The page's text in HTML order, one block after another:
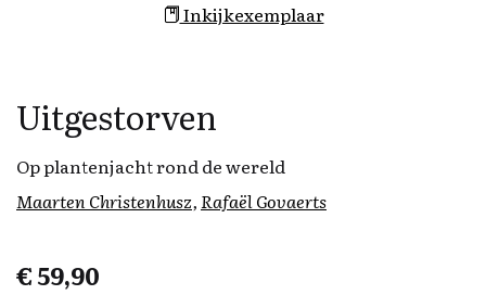
Inkijkexemplaar
Uitgestorven
Op plantenjacht rond de wereld
Maarten Christenhusz,Rafaël Govaerts
€59,90